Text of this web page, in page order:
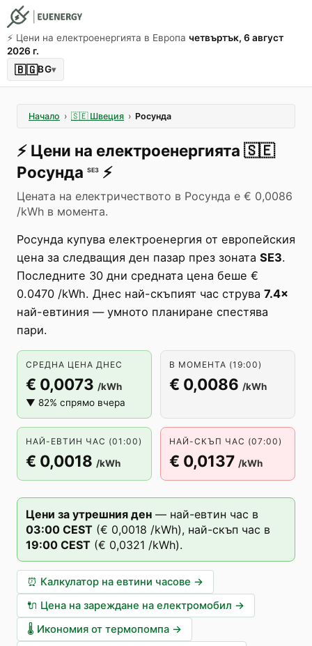
⚡️ Цени на електроенергията в Европа четвъртък, 6 август
2026 г.
🇧🇬BG▾
Начало › 🇸🇪 Швеция › Росунда
⚡️ Цени на електроенергията 🇸🇪
Росунда SE3 ⚡️
Цената на електричеството в Росунда е € 0,0086
/kWh в момента.
Росунда купува електроенергия от европейския
цена за следващия ден пазар през зоната SE3.
Последните 30 дни средната цена беше €
0.0470 /kWh. Днес най-скъпият час струва 7.4×
най-евтиния — умното планиране спестява
пари.
СРЕДНА ЦЕНА ДНЕС
€ 0,0073 /kWh
▼ 82% спрямо вчера
В МОМЕНТА (19:00)
€ 0,0086 /kWh
НАЙ-ЕВТИН ЧАС (01:00)
€ 0,0018 /kWh
НАЙ-СКЪП ЧАС (07:00)
€ 0,0137 /kWh
Цени за утрешния ден — най-евтин час в
03:00 CEST (€ 0,0018 /kWh), най-скъп час в
19:00 CEST (€ 0,0321 /kWh).
⏰ Калкулатор на евтини часове →
🔌 Цена на зареждане на електромобил →
🌡️ Икономия от термопомпа →